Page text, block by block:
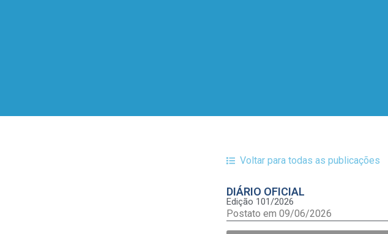
Voltar para todas as publicações
DIÁRIO OFICIAL
Edição 101/2026
Postato em 09/06/2026